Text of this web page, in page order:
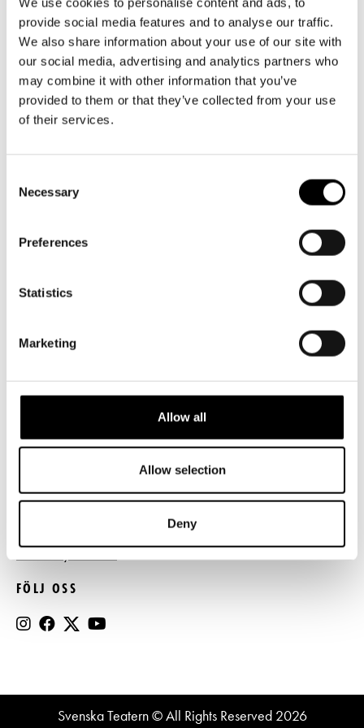
provide social media features and to analyse our traffic.
We also share information about your use of our site with
our social media, advertising and analytics partners who
may combine it with other information that you’ve
provided to them or that they’ve collected from your use
of their services.
Selection
Necessary
Preferences
Statistics
Marketing
Allow all
Allow selection
Deny
Presentkort
Tillgänglighet
Frågor & svar
Platskarta
Företag
Guidning
Teaterns verksamhet
Ensemble
Historia
Kontaktuppgifter
Press
Svenska Teatern Live
LOGGA IN
BILJETTER
Köp biljetter
biljetter@svenskateatern.fi
Biljettkassan öppnar 11.8
LÄNKAR
Press
Register- och dataskyddsbeskrivning
FÖLJ OSS
Svenska Teatern © All Rights Reserved 2026